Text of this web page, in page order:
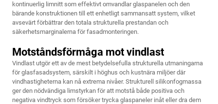
kontinuerlig limnitt som effektivt omvandlar glaspanelen och den
bärande konstruktionen till ett enhetligt sammansatt system, vilket
avsevärt förbättrar den totala strukturella prestandan och
säkerhetsmarginalerna för fasadmonteringen.
Motståndsförmåga mot vindlast
Vindlast utgör ett av de mest betydelsefulla strukturella utmaningarna
för glasfasadsystem, särskilt i höghus och kustnära miljöer där
vindhastigheterna kan nå extrema nivåer. Strukturell silikonfogmassa
ger den nödvändiga limstyrkan för att motstå både positiva och
negativa vindtryck som försöker trycka glaspaneler inåt eller dra dem